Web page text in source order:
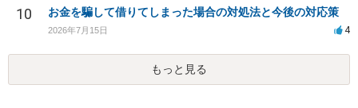
10 お金を騙して借りてしまった場合の対処法と今後の対応策
2026年7月15日 4
もっと見る